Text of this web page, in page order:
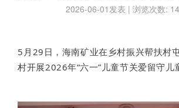
2026-06-01发表 | 浏览次数:
5月29日，海南矿业在乡村振兴帮扶村
村开展2026年“六一”儿童节关爱留守儿